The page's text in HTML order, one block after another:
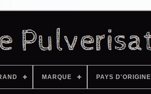
MARQUE PAYS D'ORIGINE